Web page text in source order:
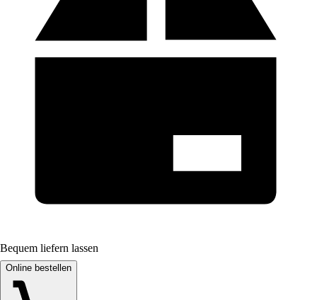
Bequem liefern lassen
Online bestellen